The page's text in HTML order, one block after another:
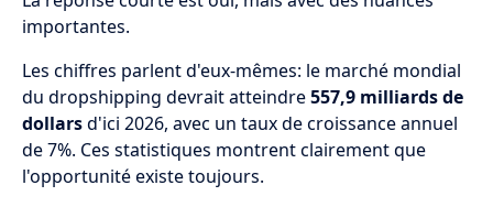
importantes.
Les chiffres parlent d'eux-mêmes: le marché mondial
du dropshipping devrait atteindre557,9 milliards de
dollarsd'ici 2026, avec un taux de croissance annuel
de 7%. Ces statistiques montrent clairement que
l'opportunité existe toujours.